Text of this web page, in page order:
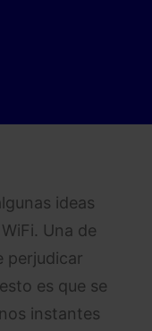
ideas
Una de
perjudicar
es que se
instantes